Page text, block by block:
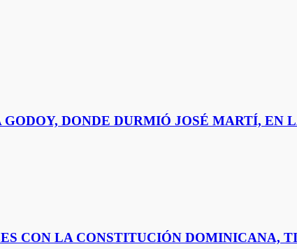
DONDE DURMIÓ JOSÉ MARTÍ, EN
CON LA CONSTITUCIÓN DOMINICANA,